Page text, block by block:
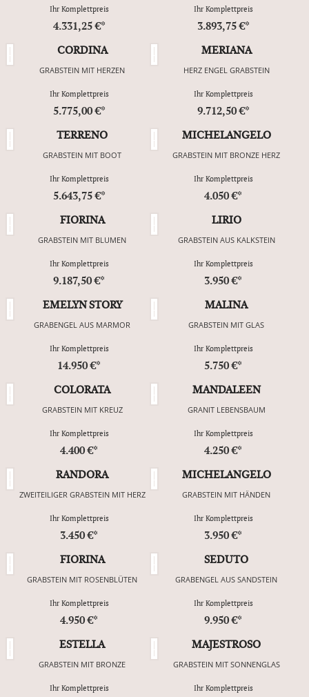
Ihr Komplettpreis
4.331,25 €*
Ihr Komplettpreis
3.893,75 €*
CORDINA
GRABSTEIN MIT HERZEN
Ihr Komplettpreis
5.775,00 €*
MERIANA
HERZ ENGEL GRABSTEIN
Ihr Komplettpreis
9.712,50 €*
TERRENO
GRABSTEIN MIT BOOT
Ihr Komplettpreis
5.643,75 €*
MICHELANGELO
GRABSTEIN MIT BRONZE HERZ
Ihr Komplettpreis
4.050 €*
FIORINA
GRABSTEIN MIT BLUMEN
Ihr Komplettpreis
9.187,50 €*
LIRIO
GRABSTEIN AUS KALKSTEIN
Ihr Komplettpreis
3.950 €*
EMELYN STORY
GRABENGEL AUS MARMOR
Ihr Komplettpreis
14.950 €*
MALINA
GRABSTEIN MIT GLAS
Ihr Komplettpreis
5.750 €*
COLORATA
GRABSTEIN MIT KREUZ
Ihr Komplettpreis
4.400 €*
MANDALEEN
GRANIT LEBENSBAUM
Ihr Komplettpreis
4.250 €*
RANDORA
ZWEITEILIGER GRABSTEIN MIT HERZ
Ihr Komplettpreis
3.450 €*
MICHELANGELO
GRABSTEIN MIT HÄNDEN
Ihr Komplettpreis
3.950 €*
FIORINA
GRABSTEIN MIT ROSENBLÜTEN
Ihr Komplettpreis
4.950 €*
SEDUTO
GRABENGEL AUS SANDSTEIN
Ihr Komplettpreis
9.950 €*
ESTELLA
GRABSTEIN MIT BRONZE
Ihr Komplettpreis
MAJESTROSO
GRABSTEIN MIT SONNENGLAS
Ihr Komplettpreis